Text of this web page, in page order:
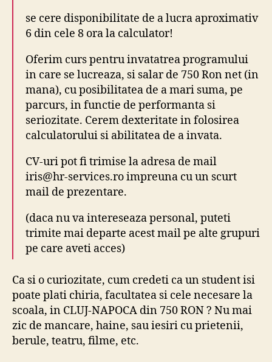
se cere disponibilitate de a lucra aproximativ
6 din cele 8 ora la calculator!
Oferim curs pentru invatatrea programului
in care se lucreaza, si salar de 750 Ron net (in
mana), cu posibilitatea de a mari suma, pe
parcurs, in functie de performanta si
seriozitate. Cerem dexteritate in folosirea
calculatorului si abilitatea de a invata.
CV-uri pot fi trimise la adresa de mail
iris@hr-services.ro impreuna cu un scurt
mail de prezentare.
(daca nu va intereseaza personal, puteti
trimite mai departe acest mail pe alte grupuri
pe care aveti acces)
Ca si o curiozitate, cum credeti ca un student isi
poate plati chiria, facultatea si cele necesare la
scoala, in CLUJ-NAPOCA din 750 RON ? Nu mai
zic de mancare, haine, sau iesiri cu prietenii,
berule, teatru, filme, etc.